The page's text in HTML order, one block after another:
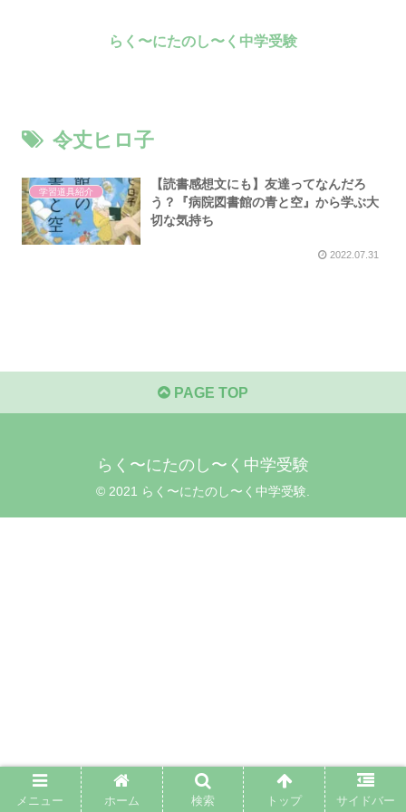
らく〜にたのし〜く中学受験
令丈ヒロ子
学習道具紹介
【読書感想文にも】 友達ってなんだろ
う？『病院図書館の青と空』から学ぶ大
切な気持ち
2022.07.31
PAGE TOP
らく〜にたのし〜く中学受験
© 2021 らく〜にたのし〜く中学受験.
メニュー ホーム 検索 トップ サイドバー